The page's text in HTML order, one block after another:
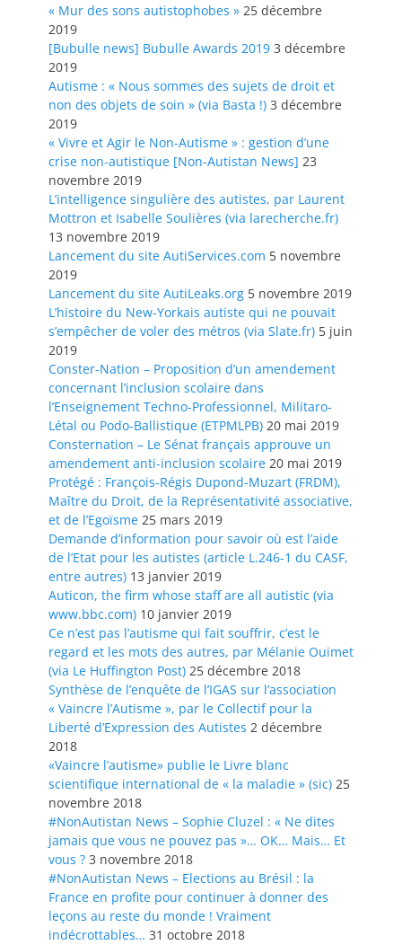
« Mur des sons autistophobes » 25 décembre
2019
[Bubulle news] Bubulle Awards 2019 3 décembre
2019
Autisme : « Nous sommes des sujets de droit et
non des objets de soin » (via Basta !) 3 décembre
2019
« Vivre et Agir le Non-Autisme » : gestion d’une
crise non-autistique [Non-Autistan News] 23
novembre 2019
L’intelligence singulière des autistes, par Laurent
Mottron et Isabelle Soulières (via larecherche.fr)
13 novembre 2019
Lancement du site AutiServices.com 5 novembre
2019
Lancement du site AutiLeaks.org 5 novembre 2019
L’histoire du New-Yorkais autiste qui ne pouvait
s’empêcher de voler des métros (via Slate.fr) 5 juin
2019
Conster-Nation – Proposition d’un amendement
concernant l’inclusion scolaire dans
l’Enseignement Techno-Professionnel, Militaro-
Létal ou Podo-Ballistique (ETPMLPB) 20 mai 2019
Consternation – Le Sénat français approuve un
amendement anti-inclusion scolaire 20 mai 2019
Protégé : François-Régis Dupond-Muzart (FRDM),
Maître du Droit, de la Représentativité associative,
et de l’Egoïsme 25 mars 2019
Demande d’information pour savoir où est l’aide
de l’Etat pour les autistes (article L.246-1 du CASF,
entre autres) 13 janvier 2019
Auticon, the firm whose staff are all autistic (via
www.bbc.com) 10 janvier 2019
Ce n’est pas l’autisme qui fait souffrir, c’est le
regard et les mots des autres, par Mélanie Ouimet
(via Le Huffington Post) 25 décembre 2018
Synthèse de l’enquête de l’IGAS sur l’association
« Vaincre l’Autisme », par le Collectif pour la
Liberté d’Expression des Autistes 2 décembre
2018
«Vaincre l’autisme» publie le Livre blanc
scientifique international de « la maladie » (sic) 25
novembre 2018
#NonAutistan News – Sophie Cluzel : « Ne dites
jamais que vous ne pouvez pas »… OK… Mais… Et
vous ? 3 novembre 2018
#NonAutistan News – Elections au Brésil : la
France en profite pour continuer à donner des
leçons au reste du monde ! Vraiment
indécrottables… 31 octobre 2018